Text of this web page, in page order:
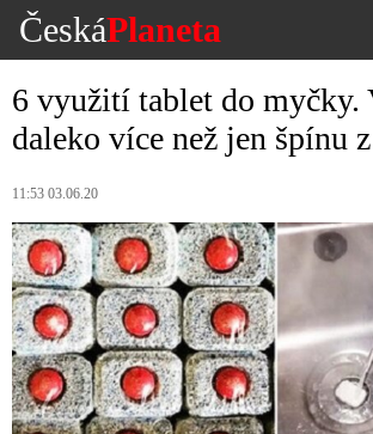
ČeskáPlaneta
6 využití tablet do myčky.
daleko více než jen špínu
11:53 03.06.20